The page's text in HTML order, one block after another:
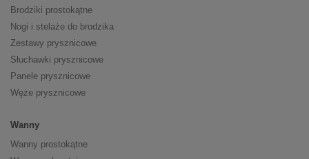
Brodziki prostokątne
Nogi i stelaże do brodzika
Zestawy prysznicowe
Słuchawki prysznicowe
Panele prysznicowe
Węże prysznicowe
Wanny
Wanny prostokątne